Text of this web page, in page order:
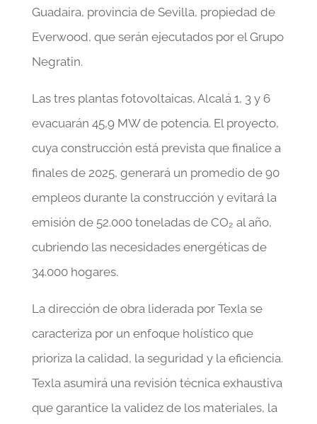
Guadaira, provincia de Sevilla, propiedad de
Everwood, que serán ejecutados por el Grupo
Negratin.
Las tres plantas fotovoltaicas, Alcalá 1, 3 y 6
evacuarán 45,9 MW de potencia. El proyecto,
cuya construcción está prevista que finalice a
finales de 2025, generará un promedio de 90
empleos durante la construcción y evitará la
emisión de 52.000 toneladas de CO₂ al año,
cubriendo las necesidades energéticas de
34.000 hogares.
La dirección de obra liderada por Texla se
caracteriza por un enfoque holístico que
prioriza la calidad, la seguridad y la eficiencia.
Texla asumirá una revisión técnica exhaustiva
que garantice la validez de los materiales, la